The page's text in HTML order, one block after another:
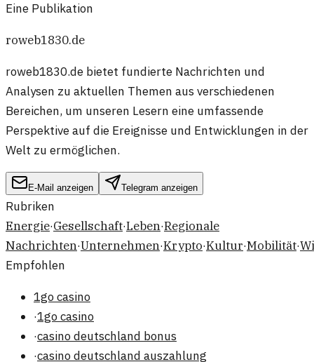
Eine Publikation
roweb1830.de
roweb1830.de bietet fundierte Nachrichten und
Analysen zu aktuellen Themen aus verschiedenen
Bereichen, um unseren Lesern eine umfassende
Perspektive auf die Ereignisse und Entwicklungen in der
Welt zu ermöglichen.
E-Mail anzeigen Telegram anzeigen
Rubriken
Energie·Gesellschaft·Leben·Regionale
Nachrichten·Unternehmen·Krypto·Kultur·Mobilität·
Empfohlen
1go casino
·1go casino
·casino deutschland bonus
·casino deutschland auszahlung